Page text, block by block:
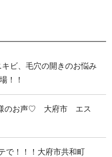
ビ、毛穴の開きのお悩み
！！
のお声♡ 大府市 エス
で！！！大府市共和町